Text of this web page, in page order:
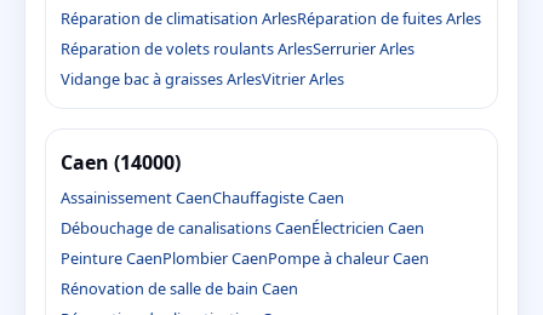
Réparation de climatisation ArlesRéparation de fuites Arles
Réparation de volets roulants ArlesSerrurier Arles
Vidange bac à graisses ArlesVitrier Arles
Caen (14000)
Assainissement CaenChauffagiste Caen
Débouchage de canalisations CaenÉlectricien Caen
Peinture CaenPlombier CaenPompe à chaleur Caen
Rénovation de salle de bain Caen